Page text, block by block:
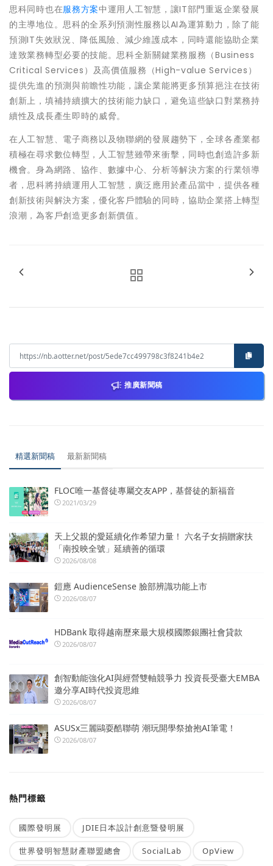
思科同時也在服務方案中運用人工智慧，讓IT部門重返企業發展
的主導地位。思科的全系列預測性服務以AI為運算動力，除了能
預測IT失效狀況、降低風險、減少維護成本，同時還能協助企業
達致業務轉型必要的技能。思科全新關鍵業務服務（Business
Critical Services）及高價值服務（High-value Services）
提供先進的預測與前瞻性功能，讓企業能將更多預算挹注在技術
創新上，填補持續擴大的技術能力缺口，避免這些缺口對業務持
續性及成長產生即時的威脅。
在人工智慧、電子商務以及物聯網的發展趨勢下，全球各產業都
積極在尋求數位轉型，人工智慧雖帶來衝擊，同時也創造許多新
機會。身為網路、協作、數據中心、分析等解決方案的行業領導
者，思科將持續運用人工智慧，廣泛應用於產品當中，提供各種
創新技術與解決方案，優化客戶體驗的同時，協助企業搭上轉型
浪潮，為客戶創造更多創新價值。
推廣新聞稿
精選新聞稿 最新新聞稿
FLOC唯一基督徒專屬交友APP，基督徒的新福音
2021/03/29
天上父親的愛延續化作希望力量！ 六名子女捐贈家扶
「南投映全號」延續善的循環
2026/08/08
鎧應 AudienceSense 臉部辨識功能上市
2026/08/07
HDBank 取得越南歷來最大規模國際銀團社會貸款
2026/08/07
創智動能強化AI與經營雙軸競爭力 投資長受臺大EMBA
邀分享AI時代投資思維
2026/08/07
ASUSx三麗鷗耍酷聯萌 潮玩開學祭搶抱AI筆電！
2026/08/07
熱門標籤
國際發明展 JDIE日本設計創意暨發明展
世界發明智慧財產聯盟總會 SocialLab OpView